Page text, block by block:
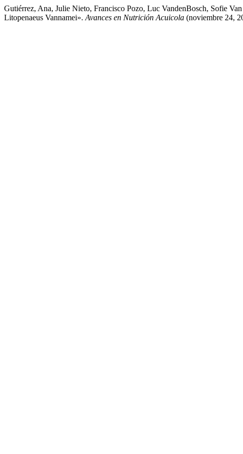
Gutiérrez, Ana, Julie Nieto, Francisco Pozo, Luc VandenBosch, Sofie
Litopenaeus Vannamei». Avances en Nutrición Acuicola (noviembre 24,